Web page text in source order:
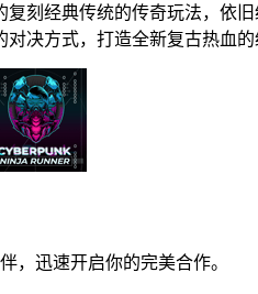
刻经典传统的传奇玩法，依
决方式，打造全新复古热血的
迅速开启你的完美合作。